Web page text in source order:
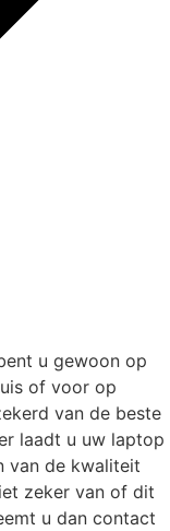
u gewoon op
of voor op
van de beste
laadt u uw laptop
van de kwaliteit
zeker van of dit
u dan contact